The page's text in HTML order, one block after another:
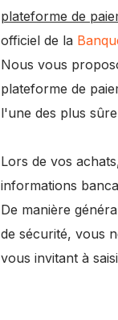
plateforme de
officiel de la
Nous vous
plateforme de
l'une des plus
Lors de vos
informations
De manière
de sécurité, vous
vous invitant à